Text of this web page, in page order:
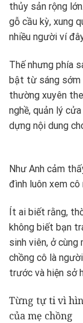
thủy sản rộng
gỗ cầu kỳ, xung
nhiều người ví
Thế nhưng phía
bật từ sáng sớm
thường xuyên
nghề, quản lý
dựng nội dung
Như Anh cảm
đình luôn xem cô
Ít ai biết rằng,
không biết bạn
sinh viên, ở
chồng cô là
trước và hiện sở
Từng tự ti vì
của mẹ chồng